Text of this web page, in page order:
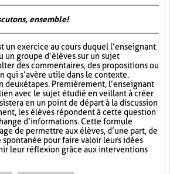
ensemble!
un exercice au cours duquel l’enseignant
un groupe d’élèves sur un sujet
des commentaires, des propositions ou
qui s’avère utile dans le contexte.
deux étapes. Premièrement, l’enseignant
avec le sujet étudié en veillant à créer
en un point de départ à la discussion
les élèves répondent à cette question
d’informations. Cette formule
de permettre aux élèves, d’une part, de
spontanée pour faire valoir leurs idées
leur réflexion grâce aux interventions